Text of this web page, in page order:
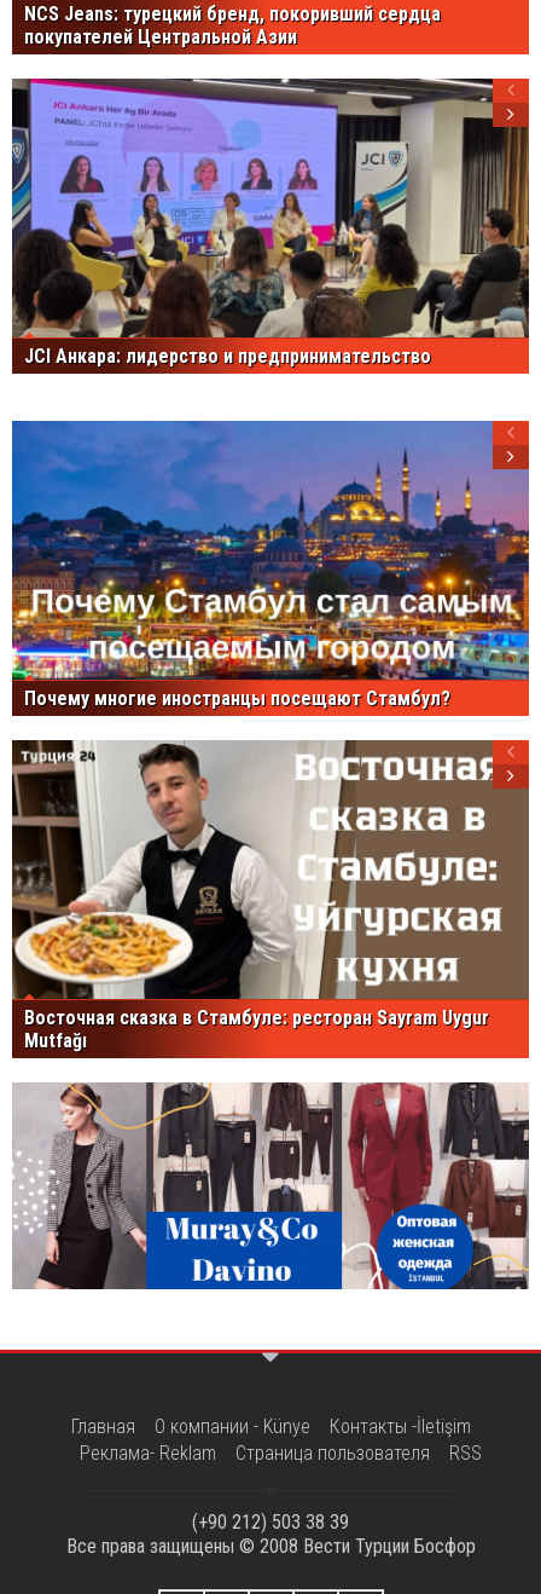
NCS Jeans: турецкий бренд, покоривший сердца
покупателей Центральной Азии
JCI Анкара: лидерство и предпринимательство
Почему многие иностранцы посещают Стамбул?
Восточная сказка в Стамбуле: ресторан Sayram Uygur
Mutfağı
Главная О компании - Künye
Контакты -İletişim
Реклама- Reklam
Страница пользователя RSS
(+90 212) 503 38 39
Все права защищены © 2008 Вести Турции Босфор